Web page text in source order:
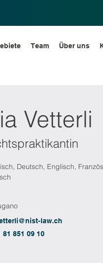
Team Über uns
Vetterli
Deutsch, Englisch,
law.ch
81 851 09 10